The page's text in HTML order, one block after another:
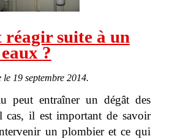
réagir suite à un
?
19 septembre 2014.
peut entraîner un dégât des
cas, il est important de savoir
un plombier et ce qui